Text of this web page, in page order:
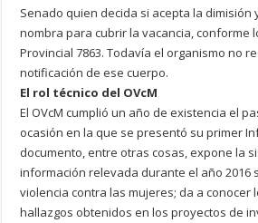
Senado quien decida si acepta la dimisión
nombra para cubrir la vacancia, conforme
Provincial 7863. Todavía el organismo no
notificación de ese cuerpo.
El rol técnico del OVcM
El OVcM cumplió un año de existencia el
ocasión en la que se presentó su primer
documento, entre otras cosas, expone la
información relevada durante el año 2016
violencia contra las mujeres; da a conocer
hallazgos obtenidos en los proyectos de